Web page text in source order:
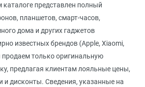
каталоге представлен полный
планшетов, смарт-часов,
дома и других гаджетов
известных брендов (Apple, Xiaomi,
только оригинальную
предлагая клиентам лояльные цены,
и дисконты. Сведения, указанные на